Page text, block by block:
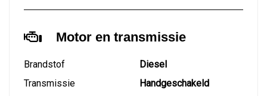
Motor en transmissie
Brandstof
Diesel
Transmissie
Handgeschakeld